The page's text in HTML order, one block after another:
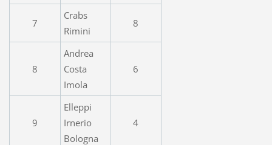
7
Crabs
Rimini
8
8
Andrea
Costa
Imola
6
9
Elleppi
Irnerio
Bologna
4